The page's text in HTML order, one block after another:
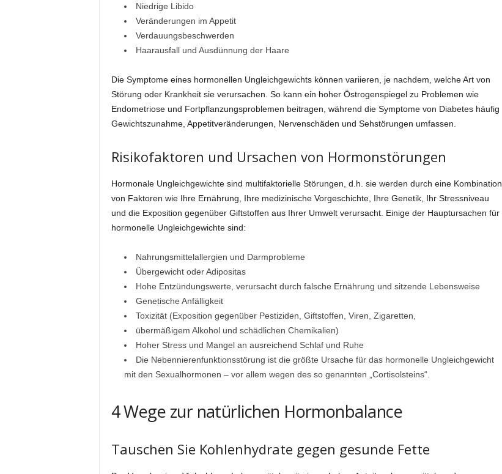
Niedrige Libido
Veränderungen im Appetit
Verdauungsbeschwerden
Haarausfall und Ausdünnung der Haare
Die Symptome eines hormonellen Ungleichgewichts können variieren, je nachdem, welche Art von
Störung oder Krankheit sie verursachen. So kann ein hoher Östrogenspiegel zu Problemen wie
Endometriose und Fortpflanzungsproblemen beitragen, während die Symptome von Diabetes häufig
Gewichtszunahme, Appetitveränderungen, Nervenschäden und Sehstörungen umfassen.
Risikofaktoren und Ursachen von Hormonstörungen
Hormonale Ungleichgewichte sind multifaktorielle Störungen, d.h. sie werden durch eine Kombination
von Faktoren wie Ihre Ernährung, Ihre medizinische Vorgeschichte, Ihre Genetik, Ihr Stressniveau
und die Exposition gegenüber Giftstoffen aus Ihrer Umwelt verursacht. Einige der Hauptursachen für
hormonelle Ungleichgewichte sind:
Nahrungsmittelallergien und Darmprobleme
Übergewicht oder Adipositas
Hohe Entzündungswerte, verursacht durch falsche Ernährung und sitzende Lebensweise
Genetische Anfälligkeit
Toxizität (Exposition gegenüber Pestiziden, Giftstoffen, Viren, Zigaretten,
übermäßigem Alkohol und schädlichen Chemikalien)
Hoher Stress und Mangel an ausreichend Schlaf und Ruhe
Die Nebennierenfunktionsstörung ist die größte Ursache für das hormonelle Ungleichgewicht
mit den Sexualhormonen – vor allem wegen des so genannten „Cortisolsteins“.
4 Wege zur natürlichen Hormonbalance
Tauschen Sie Kohlenhydrate gegen gesunde Fette